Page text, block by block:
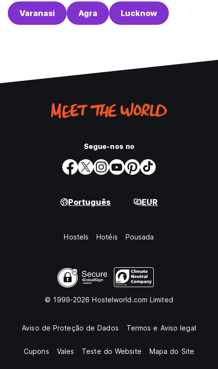
Varanasi Agra Lucknow
Segue-nos no
Português EUR
Hostels Hotéis Pousada
© 1999-2026 Hostelworld.com Limited
Aviso de Proteção de Dados Termos e Aviso legal
Cupons Vales Teste do Website Mapa do Site